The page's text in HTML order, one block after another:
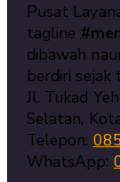
Pusat
tagline
dibawah
berdiri
Jl. Tukad
Selatan,
Telepon:
WhatsApp: